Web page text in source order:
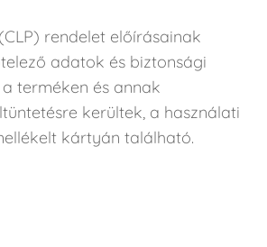
rendelet előírásainak
adatok és biztonsági
terméken és annak
kerültek, a használati
kártyán található.